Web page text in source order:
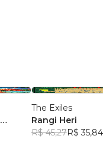
The Exiles
Rangi Heri
R$ 45,27R$ 35,84